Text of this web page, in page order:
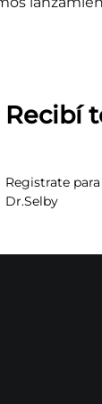
Recibí
Registrate
Dr.Selby